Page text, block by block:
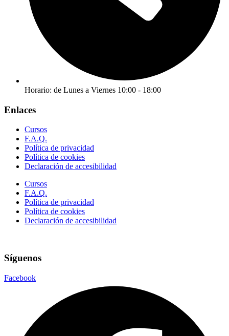
Horario: de Lunes a Viernes 10:00 - 18:00
Enlaces
Cursos
F.A.Q.
Política de privacidad
Política de cookies
Declaración de accesibilidad
Cursos
F.A.Q.
Política de privacidad
Política de cookies
Declaración de accesibilidad
Síguenos
Facebook